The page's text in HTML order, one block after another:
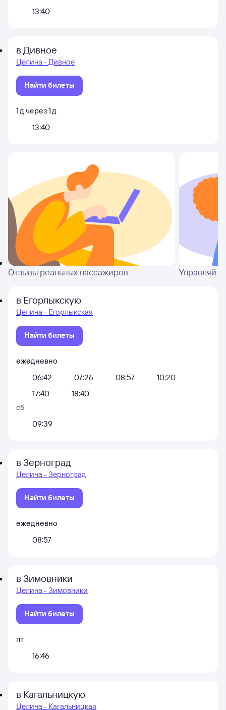
13:40
в Дивное
Целина - Дивное
Найти билеты
1дчерез1д
13:40
Отзывы реальных пассажиров
в Егорлыкскую
Целина - Егорлыкская
Найти билеты
ежедневно
06:42
07:26 08:57
10:20
17:40
18:40
сб
09:39
в Зерноград
Целина - Зерноград
Найти билеты
ежедневно
08:57
в Зимовники
Целина - Зимовники
Найти билеты
пт
16:46
в Кагальницкую
Целина - Кагальницкая